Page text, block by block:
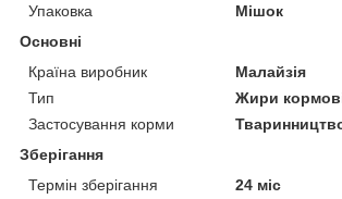
Упаковка
Мішок
Основні
Країна виробник
Малайзія
Тип
Жири
Застосування корми
Зберігання
Термін зберігання
24 міс